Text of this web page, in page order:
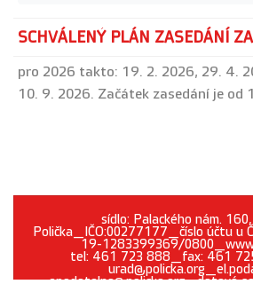
SCHVÁLENÝ PLÁN ZASEDÁNÍ
pro 2026 takto: 19. 2. 2026, 29. 4.
10. 9. 2026. Začátek zasedání je od
sídlo: Palackého nám.
Polička_IČO:00277177_číslo účtu u
19-1283399369/
tel: 461 723 888_fax: 461
epodatelna@policka.org_datová